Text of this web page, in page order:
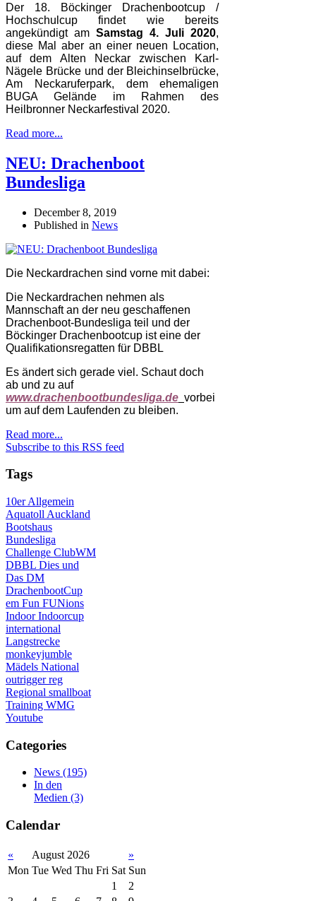
Der 18. Böckinger Drachenbootcup /
Hochschulcup findet wie bereits
angekündigt amSamstag 4. Juli 2020,
diese Mal aber an einer neuen Location,
auf dem Alten Neckar zwischen Karl-
Nägele Brücke und der Bleichinselbrücke,
Am Neckaruferpark, dem ehemaligen
BUGA Gelände im Rahmen des
Heilbronner Neckarfestival 2020.
Read more...
NEU: Drachenboot
Bundesliga
December 8, 2019
Published in News
Die Neckardrachen sind vorne mit dabei:
Die Neckardrachen nehmen als
Mannschaft an der neu geschaffenen
Drachenboot-Bundesliga teil und der
Böckinger Drachenbootcup ist eine der
Qualifikationsregatten für DBBL
Es ändert sich gerade viel. Schaut doch
ab und zu auf
www.drachenbootbundesliga.de vorbei
um auf dem Laufenden zu bleiben.
Read more...
Subscribe to this RSS feed
Tags
10erAllgemein
Aquatoll Auckland
Bootshaus
Bundesliga
Challenge ClubWM
DBBL Dies und
Das DM
DrachenbootCup
em Fun FUNions
IndoorIndoorcup
international
Langstrecke
monkeyjumble
Mädels National
outriggerreg
Regional smallboat
Training WMG
Youtube
Categories
News (195)
In den
Medien (3)
Calendar
« August 2026
»
Mon Tue Wed Thu Fri Sat Sun
1
2